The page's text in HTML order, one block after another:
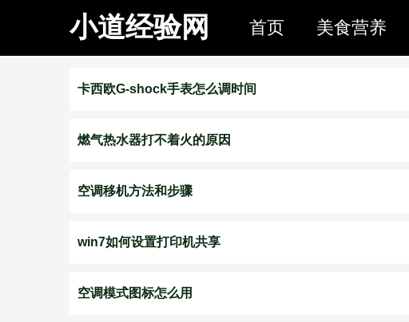
小道经验网 首页 美食营养
卡西欧G-shock手表怎么调时间
燃气热水器打不着火的原因
空调移机方法和步骤
win7如何设置打印机共享
空调模式图标怎么用